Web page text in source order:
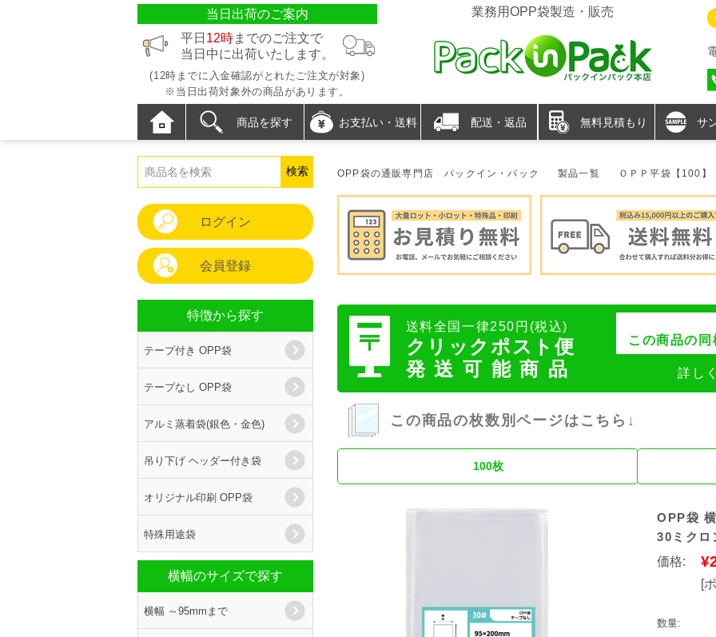
当日出荷のご案内
平日 12時までのご注文で
当日中に出荷いたします。
(12時までに入金確認がとれたご注文が対象)
※当日出荷対象外の商品があります。
業務用OPP袋製造・販売
商品を探す お支払い・送料 配送・返品 無料見積もり サ
OPP袋の通販専門店 パックイン・パック 製品一覧 ＯＰＰ平袋【100】
送料全国一律250円(税込)
クリックポスト便
発送可能商品
この商品の
詳し
この商品の枚数別ページはこちら↓
100枚
OPP袋
30ミクロ
価格:
[
数量:
ログイン
会員登録
特徴から探す
テープ付き OPP袋
テープなし OPP袋
アルミ蒸着袋(銀色・金色)
吊り下げ ヘッダー付き袋
オリジナル印刷 OPP袋
特殊用途袋
横幅のサイズで探す
横幅 ～95mmまで